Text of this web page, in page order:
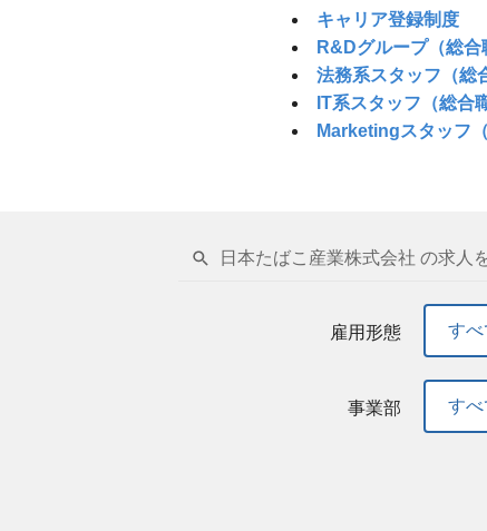
キャリア登録制度
R&Dグループ（総合
法務系スタッフ（総
IT系スタッフ（総合
Marketingスタッフ（
日本たばこ産業株式会社 の求人
雇用形態 すべ
事業部 すべ